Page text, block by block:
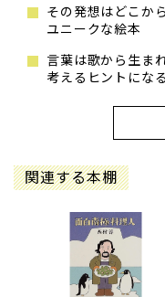
その発想はどこか
ユニークな絵本
言葉は歌から生ま
考えるヒントにな
関連する本棚